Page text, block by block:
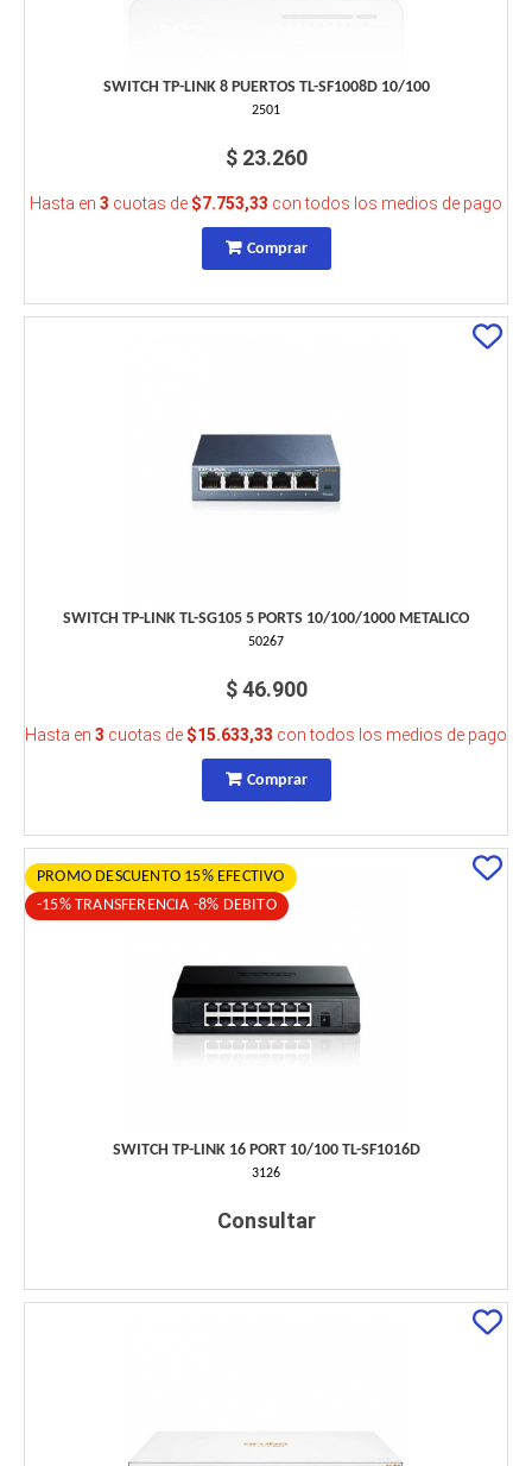
SWITCH TP-LINK 8 PUERTOS TL-SF1008D 10/100
2501
$ 23.260
Hasta en 3 cuotas de $7.753,33 con todos los medios de pago
Comprar
SWITCH TP-LINK TL-SG105 5 PORTS 10/100/1000 METALICO
50267
$ 46.900
Hasta en 3 cuotas de $15.633,33 con todos los medios de pago
Comprar
PROMO DESCUENTO 15% EFECTIVO
-15% TRANSFERENCIA -8% DEBITO
SWITCH TP-LINK 16 PORT 10/100 TL-SF1016D
3126
Consultar